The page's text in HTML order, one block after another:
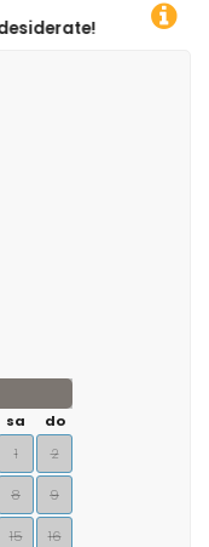
sa
do
1
2
8 9
15 16